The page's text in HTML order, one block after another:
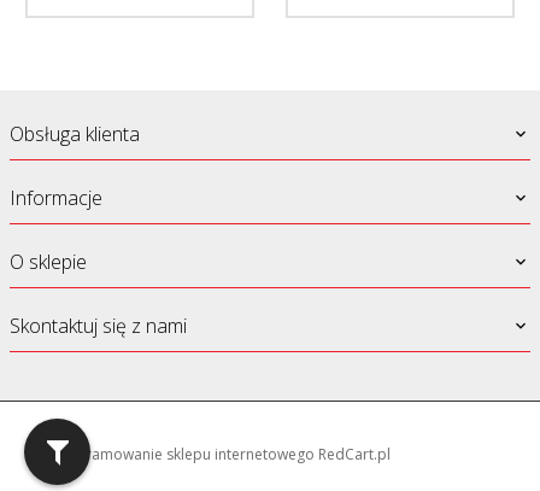
Obsługa klienta
Informacje
O sklepie
Skontaktuj się z nami
oprogramowanie sklepu internetowego RedCart.pl